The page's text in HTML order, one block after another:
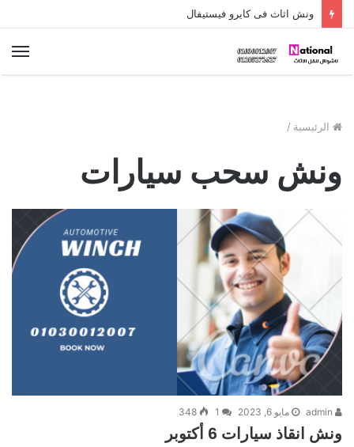
ونش اثاث فى كايرو فيستيفال
الرئيسية /
ونش سحب سيارات
مايو 6, 2023 1
348
ونش انقاذ سيارات 6 أكتوبر